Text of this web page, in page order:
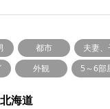
都市 夫妻
外観 5～6部
海道